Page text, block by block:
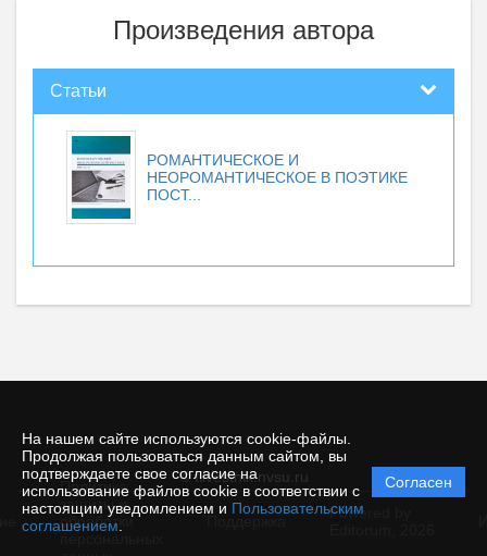
На нашем сайте используются cookie-файлы.
Продолжая пользоваться данным сайтом, вы
подтверждаете свое согласие на
использование файлов cookie в соответствии с
настоящим уведомлением и Пользовательским
соглашением
Согласен
Произведения автора
Статьи
РОМАНТИЧЕСКОЕ И
НЕОРОМАНТИЧЕСКОЕ В ПОЭТИКЕ
ПОСТ...
© filvestnik.nvsu.ru
Политика
защиты и
обработки
Powered by